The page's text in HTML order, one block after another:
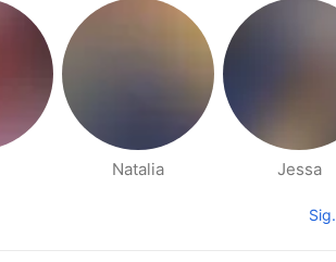
Natalia Jessa
Sig.